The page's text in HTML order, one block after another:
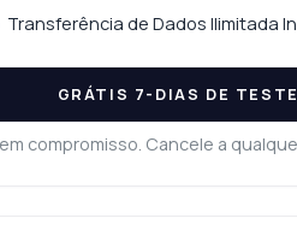
Transferência de Dados Ilimitada
GRÁTIS 7-DIAS DE
compromisso. Cancele a